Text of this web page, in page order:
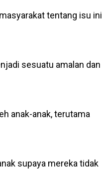
tentang isu ini
sesuatu amalan dan
anak-anak, terutama
supaya mereka tidak